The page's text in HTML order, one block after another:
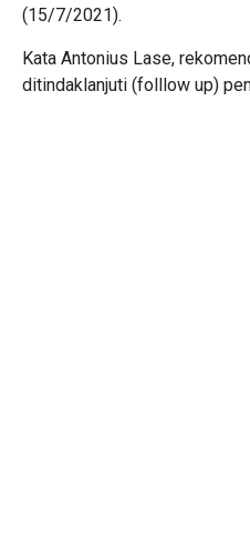
(15/7/2021).
Kata Antonius Lase,
ditindaklanjuti (folllow up)